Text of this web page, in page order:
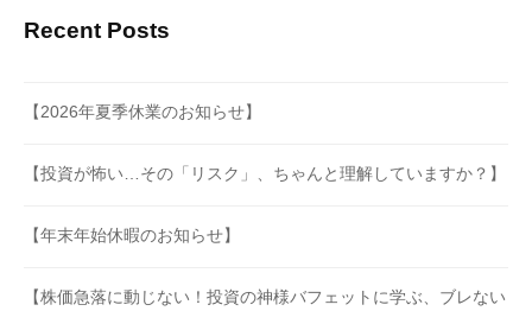
Recent Posts
【2026年夏季休業のお知らせ】
【投資が怖い…その「リスク」、ちゃんと理解していますか？】
【年末年始休暇のお知らせ】
【株価急落に動じない！投資の神様バフェットに学ぶ、ブレない